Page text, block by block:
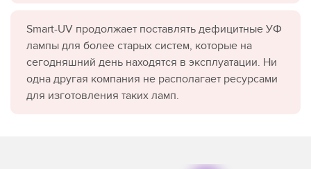
Smart-UV продолжает поставлять дефицитные УФ
лампы для более старых систем, которые на
сегодняшний день находятся в эксплуатации. Ни
одна другая компания не располагает ресурсами
для изготовления таких ламп.